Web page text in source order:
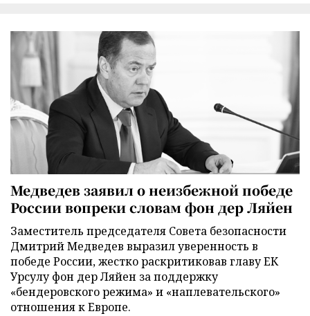
Медведев заявил о неизбежной победе
России вопреки словам фон дер Ляйен
Заместитель председателя Совета безопасности
Дмитрий Медведев выразил уверенность в
победе России, жестко раскритиковав главу ЕК
Урсулу фон дер Ляйен за поддержку
«бендеровского режима» и «наплевательского»
отношения к Европе.